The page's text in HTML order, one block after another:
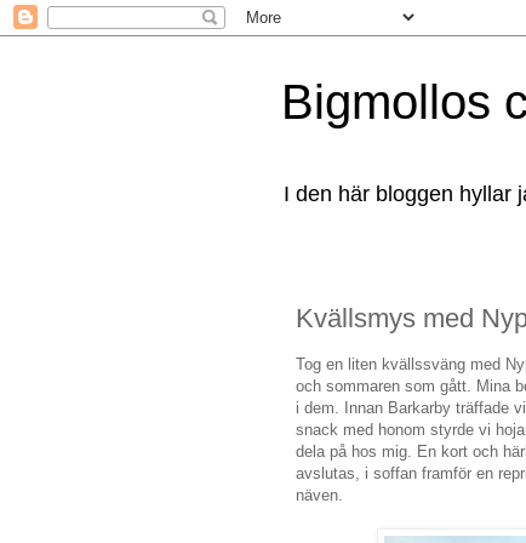
Bigmollos
I den här bloggen hyllar
Kvällsmys med
Tog en liten kvällssväng med
och sommaren som gått. Mina
i dem. Innan Barkarby träffade
snack med honom styrde vi
dela på hos mig. En kort och
avslutas, i soffan framför en
näven.